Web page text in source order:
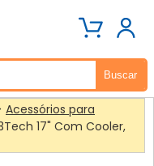
Acessórios para
17" Com Cooler,